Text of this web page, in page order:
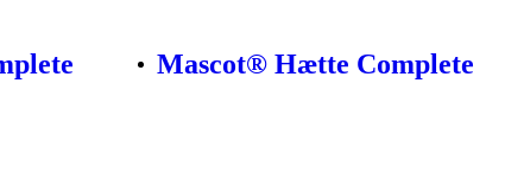
Mascot® Hætte Complete